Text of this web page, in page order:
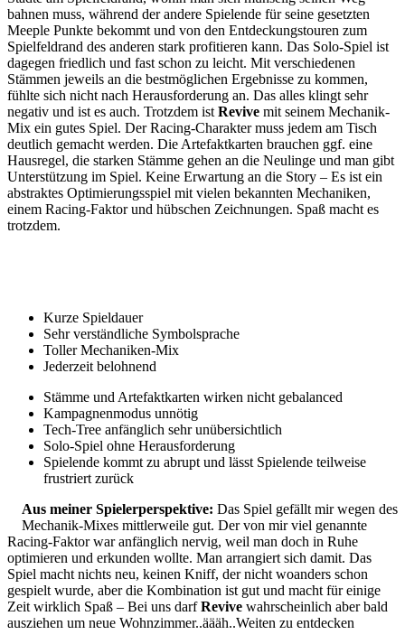
bahnen muss, während der andere Spielende für seine gesetzten
Meeple Punkte bekommt und von den Entdeckungstouren zum
Spielfeldrand des anderen stark profitieren kann. Das Solo-Spiel ist
dagegen friedlich und fast schon zu leicht. Mit verschiedenen
Stämmen jeweils an die bestmöglichen Ergebnisse zu kommen,
fühlte sich nicht nach Herausforderung an. Das alles klingt sehr
negativ und ist es auch. Trotzdem ist Revive mit seinem Mechanik-
Mix ein gutes Spiel. Der Racing-Charakter muss jedem am Tisch
deutlich gemacht werden. Die Artefaktkarten brauchen ggf. eine
Hausregel, die starken Stämme gehen an die Neulinge und man gibt
Unterstützung im Spiel. Keine Erwartung an die Story – Es ist ein
abstraktes Optimierungsspiel mit vielen bekannten Mechaniken,
einem Racing-Faktor und hübschen Zeichnungen. Spaß macht es
trotzdem.
Kurze Spieldauer
Sehr verständliche Symbolsprache
Toller Mechaniken-Mix
Jederzeit belohnend
Stämme und Artefaktkarten wirken nicht gebalanced
Kampagnenmodus unnötig
Tech-Tree anfänglich sehr unübersichtlich
Solo-Spiel ohne Herausforderung
Spielende kommt zu abrupt und lässt Spielende teilweise
frustriert zurück
Aus meiner Spielerperspektive: Das Spiel gefällt mir wegen des
Mechanik-Mixes mittlerweile gut. Der von mir viel genannte
Racing-Faktor war anfänglich nervig, weil man doch in Ruhe
optimieren und erkunden wollte. Man arrangiert sich damit. Das
Spiel macht nichts neu, keinen Kniff, der nicht woanders schon
gespielt wurde, aber die Kombination ist gut und macht für einige
Zeit wirklich Spaß – Bei uns darfRevive wahrscheinlich aber bald
ausziehen um neue Wohnzimmer..äääh..Weiten zu entdecken